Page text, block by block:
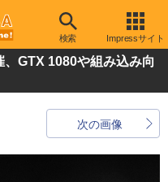
検索 Impressサイト
GTX 1080や組み込み向
次の画像